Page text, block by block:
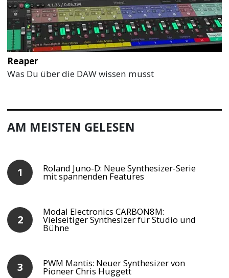
Reaper
Was Du über die DAW wissen musst
AM MEISTEN GELESEN
Roland Juno-D: Neue Synthesizer-Serie
mit spannenden Features
Modal Electronics CARBON8M:
Vielseitiger Synthesizer für Studio und
Bühne
PWM Mantis: Neuer Synthesizer von
Pioneer Chris Huggett